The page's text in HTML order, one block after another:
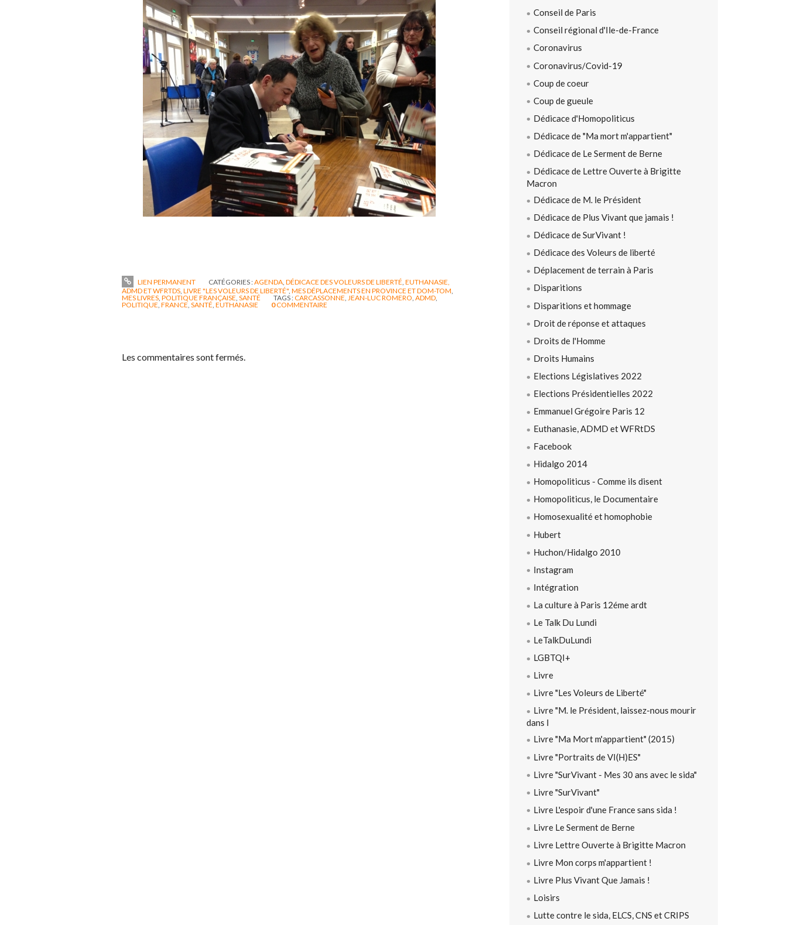
LIEN PERMANENT CATÉGORIES :AGENDA, DÉDICACE DES VOLEURS DE LIBERTÉ, EUTHANASIE,
ADMD ET WFRTDS LIVRE "LES VOLEURS DE LIBERTÉ" MES DÉPLACEMENTS EN PROVINCE ET DOM-TOM
MES LIVRES POLITIQUE FRANÇAISE SANTÉ TAGS :CARCASSONNE JEAN-LUC ROMERO ADMD
POLITIQUE, FRANCE SANTÉ EUTHANASIE 0COMMENTAIRE
Les commentaires sont fermés.
Conseil de Paris
Conseil régional d'Ile-de-France
Coronavirus
Coronavirus/Covid-19
Coup de coeur
Coup de gueule
Dédicace d'Homopoliticus
Dédicace de "Ma mort m'appartient"
Dédicace de Le Serment de Berne
Dédicace de Lettre Ouverte à Brigitte
Macron
Dédicace de M. le Président
Dédicace de Plus Vivant que jamais !
Dédicace de SurVivant !
Dédicace des Voleurs de liberté
Déplacement de terrain à Paris
Disparitions
Disparitions et hommage
Droit de réponse et attaques
Droits de l'Homme
Droits Humains
Elections Législatives 2022
Elections Présidentielles 2022
Emmanuel Grégoire Paris 12
Euthanasie, ADMD et WFRtDS
Facebook
Hidalgo 2014
Homopoliticus - Comme ils disent
Homopoliticus, le Documentaire
Homosexualité et homophobie
Hubert
Huchon/Hidalgo 2010
Instagram
Intégration
La culture à Paris 12éme ardt
Le Talk Du Lundi
LeTalkDuLundi
LGBTQI+
Livre
Livre "Les Voleurs de Liberté"
Livre "M. le Président, laissez-nous mourir
dans l
Livre "Ma Mort m'appartient" (2015)
Livre "Portraits de VI(H)ES"
Livre "SurVivant - Mes 30 ans avec le sida"
Livre "SurVivant"
Livre L'espoir d'une France sans sida !
Livre Le Serment de Berne
Livre Lettre Ouverte à Brigitte Macron
Livre Mon corps m'appartient !
Livre Plus Vivant Que Jamais !
Loisirs
Lutte contre le sida, ELCS, CNS et CRIPS